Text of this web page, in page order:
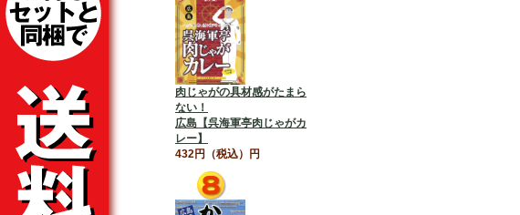
肉じゃがの具材感がたまら
ない！
広島【呉海軍亭肉じゃがカ
レー】
432円（税込）円